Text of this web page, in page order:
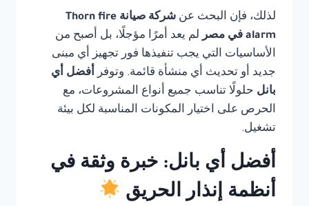
لذلك، فإن البحث عن
شركة صيانة Thorn fire
alarm في مصر
لم يعد أمرًا مؤجلًا، بل أصبح من
الأساسيات التي يجب تنفيذها فور تجهيز أي مبنى
جديد أو تحديث أي منشأة قائمة. وتوفر أفضل أي
بانل حلولًا تناسب جميع أنواع المشروعات، مع
الحرص على اختيار المكونات المناسبة لكل بيئة
تشغيل.
أفضل أي بانل: خبرة وثقة في
أنظمة إنذار الحريق